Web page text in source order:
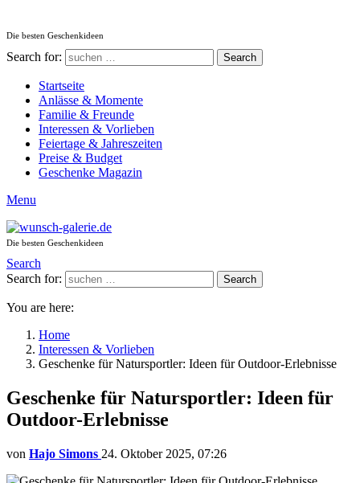
Die besten Geschenkideen
Search for: Search
Startseite
Anlässe & Momente
Familie & Freunde
Interessen & Vorlieben
Feiertage & Jahreszeiten
Preise & Budget
Geschenke Magazin
Menu
Die besten Geschenkideen
Search
Search for:
Search
You are here:
Home
Interessen & Vorlieben
Geschenke für Natursportler: Ideen für Outdoor-Erlebnisse
Geschenke für Natursportler: Ideen für
Outdoor-Erlebnisse
von Hajo Simons 24. Oktober 2025, 07:26